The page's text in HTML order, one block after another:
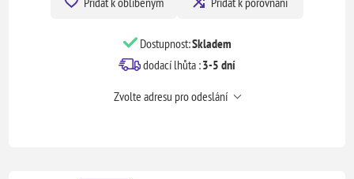
Dostupnost:Skladem
dodací lhůta :3-5 dní
Zvolte adresu pro odeslání